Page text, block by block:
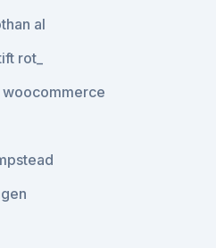
al
rot_